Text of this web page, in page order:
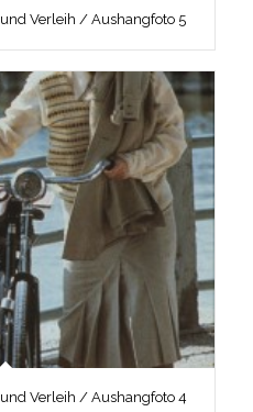
Verleih / Aushangfoto 5
Verleih / Aushangfoto 4